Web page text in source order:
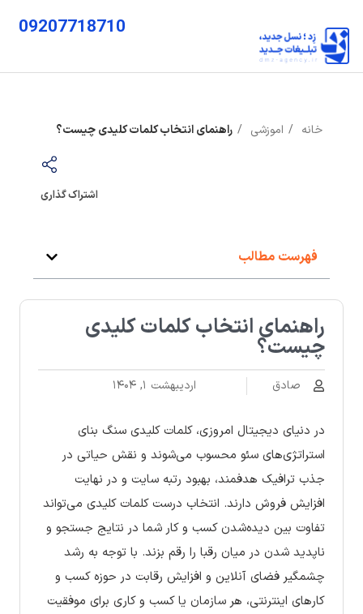
09207718710
خانه اموزشی راهنمای انتخاب کلمات کلیدی چیست؟
اشتراک گذاری
فهرست مطالب
راهنمای انتخاب کلمات کلیدی
چیست؟
صادق اردیبهشت ۱, ۱۴۰۴
در دنیای دیجیتال امروزی، کلمات کلیدی سنگ بنای
استراتژی‌های سئو محسوب می‌شوند و نقش حیاتی در
جذب ترافیک هدفمند، بهبود رتبه سایت و در نهایت
افزایش فروش دارند. انتخاب درست کلمات کلیدی می‌تواند
تفاوت بین دیده‌شدن کسب و کار شما در نتایج جستجو و
ناپدید شدن در میان رقبا را رقم بزند. با توجه به رشد
چشمگیر فضای آنلاین و افزایش رقابت در حوزه کسب و
کارهای اینترنتی، هر سازمان یا کسب و کاری برای موفقیت